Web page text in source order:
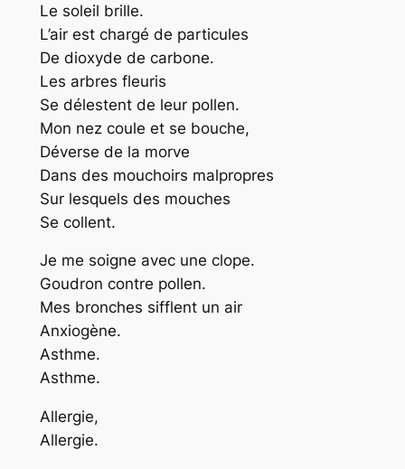
Le soleil brille.
L’air est chargé de particules
De dioxyde de carbone.
Les arbres fleuris
Se délestent de leur pollen.
Mon nez coule et se bouche,
Déverse de la morve
Dans des mouchoirs malpropres
Sur lesquels des mouches
Se collent.
Je me soigne avec une clope.
Goudron contre pollen.
Mes bronches sifflent un air
Anxiogène.
Asthme.
Asthme.
Allergie,
Allergie.